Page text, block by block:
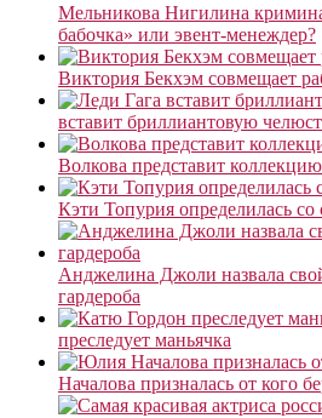
Мельникова Нигилина
бабочка» или эвент-менеждер?
Виктория Бекхэм совмещает
вставит бриллиантовую
Волкова представит
Кэти Топурия определилась
Анджелина Джоли назвала
гардероба
преследует маньячка
Началова призналась от кого